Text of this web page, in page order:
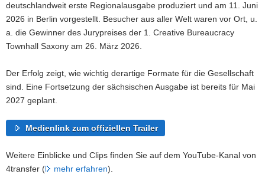
deutschlandweit erste Regionalausgabe produziert und am 11. Juni
2026 in Berlin vorgestellt. Besucher aus aller Welt waren vor Ort, u.
a. die Gewinner des Jurypreises der 1. Creative Bureaucracy
Townhall Saxony am 26. März 2026.
Der Erfolg zeigt, wie wichtig derartige Formate für die Gesellschaft
sind. Eine Fortsetzung der sächsischen Ausgabe ist bereits für Mai
2027 geplant.
Medienlink zum offiziellen Trailer
Weitere Einblicke und Clips finden Sie auf dem YouTube-Kanal von
4transfer (
mehr erfahren).